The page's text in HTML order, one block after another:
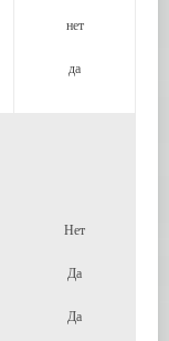
нет
да
Нет
Да
Да